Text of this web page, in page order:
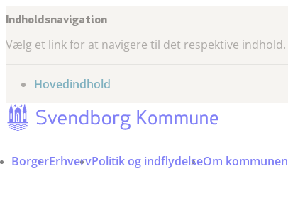
Indholdsnavigation
Vælg et link for at navigere til det respektive indhold.
gå til
Hovedindhold
BorgerErhvervPolitik og indflydelseOm kommunen